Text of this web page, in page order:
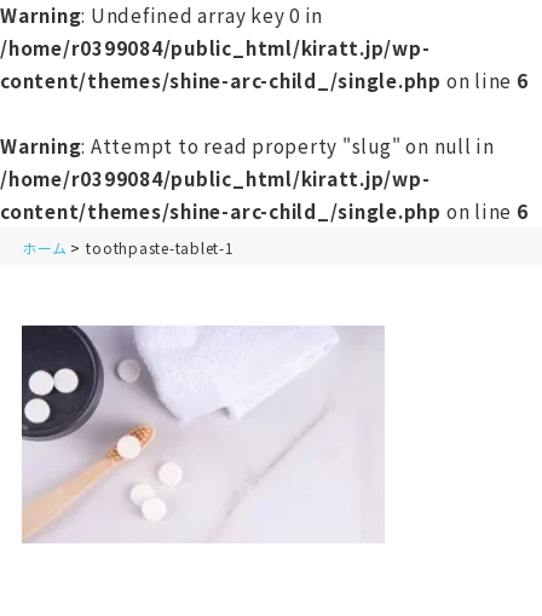
Warning: Undefined array key 0 in
/home/r0399084/public_html/kiratt.jp/wp-
content/themes/shine-arc-child_/single.php on line 6
Warning: Attempt to read property "slug" on null in
/home/r0399084/public_html/kiratt.jp/wp-
content/themes/shine-arc-child_/single.php on line 6
ホーム toothpaste-tablet-1